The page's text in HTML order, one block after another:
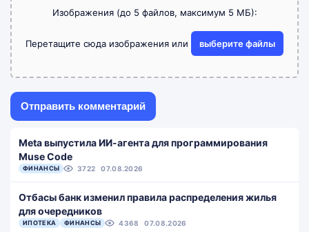
Изображения (до 5 файлов, максимум 5 МБ):
Перетащите сюда изображения или выберите файлы
Meta выпустила ИИ-агента для программирования
Muse Code
ФИНАНСЫ 3722 07.08.2026
Отбасы банк изменил правила распределения жилья
для очередников
ИПОТЕКА ФИНАНСЫ 4368 07.08.2026